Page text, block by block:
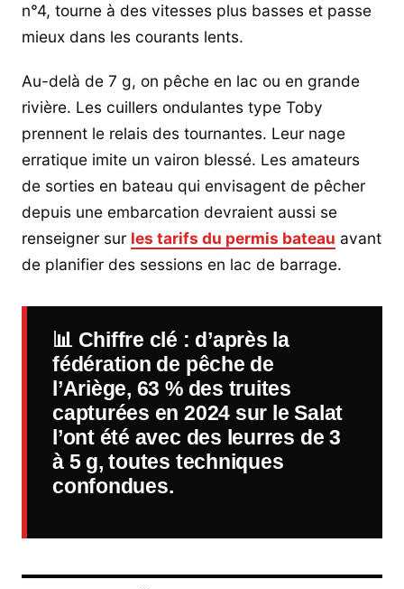
n°4, tourne à des vitesses plus basses et passe
mieux dans les courants lents.
Au-delà de 7 g, on pêche en lac ou en grande
rivière. Les cuillers ondulantes type Toby
prennent le relais des tournantes. Leur nage
erratique imite un vairon blessé. Les amateurs
de sorties en bateau qui envisagent de pêcher
depuis une embarcation devraient aussi se
renseigner sur les tarifs du permis bateau avant
de planifier des sessions en lac de barrage.
📊 Chiffre clé : d’après la
fédération de pêche de
l’Ariège, 63 % des truites
capturées en 2024 sur le Salat
l’ont été avec des leurres de 3
à 5 g, toutes techniques
confondues.